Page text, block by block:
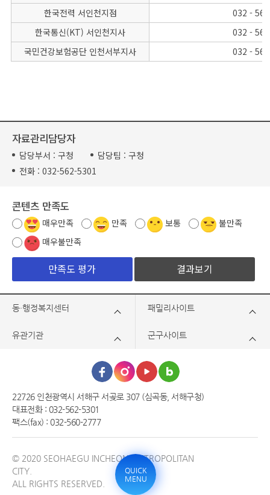
한국전력 서인천지점
032 -
한국통신(KT) 서인천지사
032 -
국민건강보험공단 인천서부지사
032 -
자료관리담당자
담당부서 : 구청 담당팀 : 구청
전화 : 032-562-5301
콘텐츠 만족도
매우만족 만족 보통
불만족
매우불만족
결과보기
QUICK
MENU
동·행정복지센터 패밀리사이트
유관기관 군구사이트
22726 인천광역시 서해구 서곶로 307 (심곡동, 서해구청)
대표전화 : 032-562-5301
팩스(fax) : 032-560-2777
© 2020 SEOHAEGU INCHEON METROPOLITAN
CITY.
ALL RIGHTS RESERVED.